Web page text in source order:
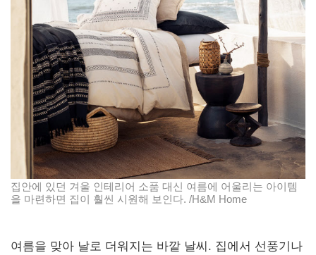
집안에 있던 겨울 인테리어 소품 대신 여름에 어울리는 아이템
을 마련하면 집이 훨씬 시원해 보인다. /H&M Home
여름을 맞아 날로 더워지는 바깥 날씨. 집에서 선풍기나